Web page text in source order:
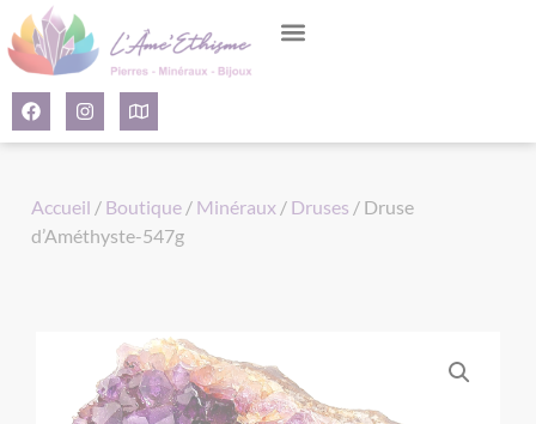
Accueil / Boutique / Minéraux / Druses / Druse
d’Améthyste-547g
Panneau de gestion des cookies